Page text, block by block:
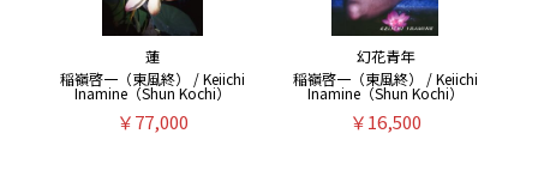
蓮
稲嶺啓一（東風終） / Keiichi
Inamine（Shun Kochi）
￥77,000
幻花青年
稲嶺啓一（東風終） / Keiichi
Inamine（Shun Kochi）
￥16,500